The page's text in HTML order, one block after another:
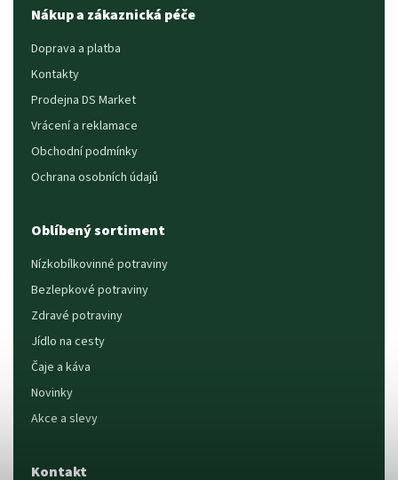
Nákup a zákaznická péče
Doprava a platba
Kontakty
Prodejna DS Market
Vrácení a reklamace
Obchodní podmínky
Ochrana osobních údajů
Oblíbený sortiment
Nízkobílkovinné potraviny
Bezlepkové potraviny
Zdravé potraviny
Jídlo na cesty
Čaje a káva
Novinky
Akce a slevy
Kontakt